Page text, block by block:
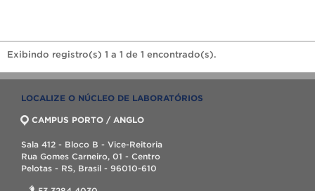
Exibindo registro(s) 1 a 1 de 1 encontrado(s).
LOCALIZE O NÚCLEO DE LABORATÓRIOS
CAMPUS PORTO / ANGLO
Sala 412 - Bloco B - Vice-Reitoria
Rua Gomes Carneiro, 01 - Centro
Pelotas - RS, Brasil - 96010-610